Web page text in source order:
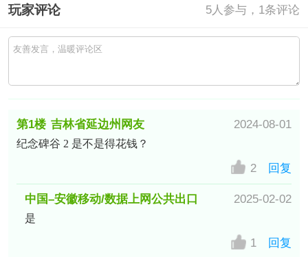
玩家评论 5人参与，1条评论
第1楼 吉林省延边州网友 2024-08-01
纪念碑谷 2 是不是得花钱？
2 回复
中国–安徽移动/数据上网公共出口
网友
2025-02-02
是
1 回复